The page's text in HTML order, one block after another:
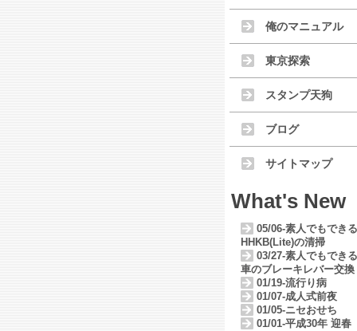
俺のマニュアル
東京探索
スタンプ天狗
ブログ
サイトマップ
What's New
05/06-素人でもできる
HHKB(Lite)の清掃
03/27-素人でもでき
車のブレーキレバー交換
01/19-流行り病
01/07-成人式前夜
01/05-ニセおせち
01/01-平成30年 迎春